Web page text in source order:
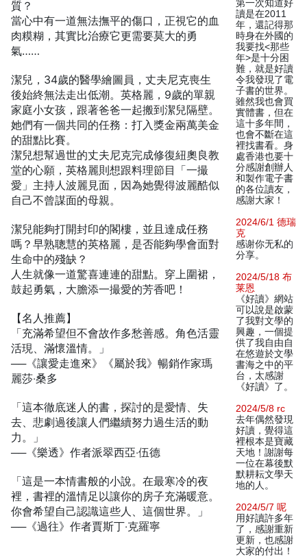
質？
當心中有一道無法撫平的傷口，正視它的血
肉糢糊，其實比治療它更需要莫大的勇
氣……
潔兒，34歲的醫學繪圖員，丈夫尼克喪生
後始終無法走出低潮。英格麗，9歲的單親
家庭小女孩，跟著爸爸一起搬到潔兒隔壁。
她們有一個共同的任務：打入獎金兩萬美金
的甜點比賽。
潔兒想幫過世的丈夫尼克完成修復紐奧良教
堂的心願，英格麗則想跟料理節目「一撮
愛」主持人波麗見面，因為她覺得波麗酷似
自己不曾謀面的母親。
潔兒能夠打開封印的閣樓，並且達成任務
嗎？早熟聰慧的英格麗，是否能夠學會面對
生命中的殘缺？
人生就像一道驚喜連連的甜點。穿上圍裙，
鼓起勇氣，大膽添一撮愛的芳香吧！
【名人推薦】
「充滿希望但不會故作多愁善感。角色活靈
活現、滿懷溫情。」
──《讓愛走進來》《屬於我》暢銷作家瑪
麗莎‧桑多
「這本徹底迷人的書，探討的是愛情、失
去、悲劇過後讓人們繼續努力過生活的動
力。」
──《樂透》作者派翠西亞‧伍德
「這是一本情書般的小說。在最寒冷的夜
裡，書裡的溫情足以讓你的房子充滿暖意。
你會希望自己認識這些人、這個世界。」
──《過往》作者賈斯丁‧克羅寧
第一次知道好
讀是在2011
年，還記得那
時身在外國的
我要找<那些
年>是十分困
難，就是好讀
令我發現了電
子書的世界。
雖然我也會買
實體書，但在
這十多年間，
也會不斷在這
裡找書看。身
處香港也要十
分感謝創辦人
和製作電子書
的各位讀友，
感謝大家！
2024/6/1 德瑞
克
感谢你无私的
分享。
2024/5/18 布
莱恩
《好讀》網站
可以說是啟蒙
了我對文學的
興趣，一個提
供了我自由自
在悠遊於文學
書海之中的平
台，太感謝
《好讀》了。
2024/5/8 rc
去年偶然發現
好讀，覺得這
裡根本是寶藏
天地！謝謝每
一位在幕後默
默耕耘文學天
地的人。
2024/5/7 呢
用好讀許多年
了，感謝重新
更新，也感謝
大家的付出！